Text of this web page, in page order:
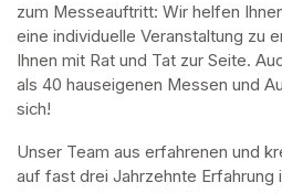
zum Messeauftritt: Wir helfen
eine individuelle Veranstaltung zu
Ihnen mit Rat und Tat zur Seite.
als 40 hauseigenen Messen und
sich!
Unser Team aus erfahrenen und
auf fast drei Jahrzehnte Erfahrung